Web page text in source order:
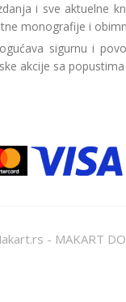
i sve aktuelne
monografije i
sigurnu i
akcije sa
- MAKART